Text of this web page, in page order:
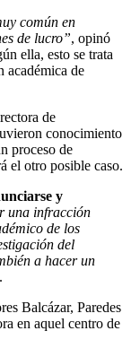
común en
de lucro”, opinó
ella, esto se trata
académica de
de
conocimiento
proceso de
el otro posible caso.
y
una infracción
de los
del
a hacer un
Balcázar, Paredes
en aquel centro de